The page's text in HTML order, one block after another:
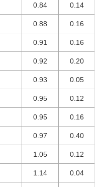
0.84 0.14
0.88 0.16
0.91 0.16
0.92 0.20
0.93 0.05
0.95 0.12
0.95 0.16
0.97 0.40
1.05 0.12
1.14 0.04